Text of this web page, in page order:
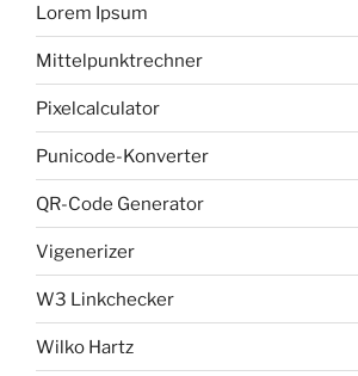
Lorem Ipsum
Mittelpunktrechner
Pixelcalculator
Punicode-Konverter
QR-Code Generator
Vigenerizer
W3 Linkchecker
Wilko Hartz